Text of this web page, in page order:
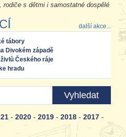
rodiče s dětmi i samostatné dospělé
další akce...
tábory
Divokém západě
Českého ráje
hradu
- 2020 - 2019 - 2018 - 2017 -